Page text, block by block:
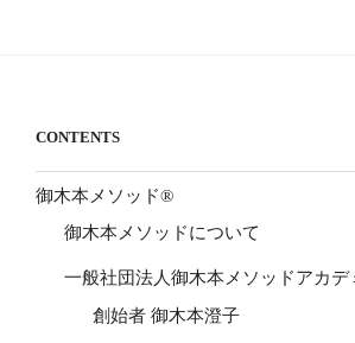
CONTENTS
御木本メソッド®
御木本メソッドについて
一般社団法人御木本メソッドアカデ
創始者 御木本澄子